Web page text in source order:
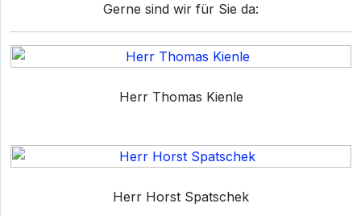
Gerne sind wir für Sie da:
Herr Thomas Kienle
Herr Horst Spatschek